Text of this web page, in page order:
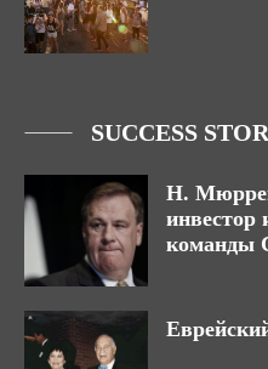
SUCCESS
Н.
инвестор
команды